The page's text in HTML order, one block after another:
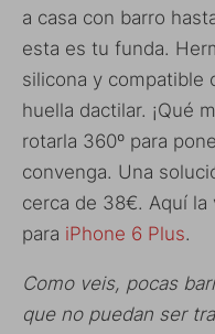
a casa con barro
esta es tu funda.
silicona y compatible
huella dactilar. ¡Qué
rotarla 360º para
convenga. Una
cerca de 38€. Aquí la
para iPhone 6 Plus.
Como veis, pocas
que no puedan ser